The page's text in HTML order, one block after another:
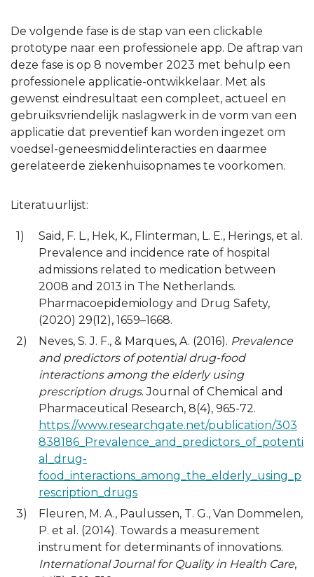
De volgende fase is de stap van een clickable
prototype naar een professionele app. De aftrap van
deze fase is op 8 november 2023 met behulp een
professionele applicatie-ontwikkelaar. Met als
gewenst eindresultaat een compleet, actueel en
gebruiksvriendelijk naslagwerk in de vorm van een
applicatie dat preventief kan worden ingezet om
voedsel-geneesmiddelinteracties en daarmee
gerelateerde ziekenhuisopnames te voorkomen.
Literatuurlijst:
Said, F. L., Hek, K., Flinterman, L. E., Herings, et al.
Prevalence and incidence rate of hospital
admissions related to medication between
2008 and 2013 in The Netherlands.
Pharmacoepidemiology and Drug Safety,
(2020) 29(12), 1659–1668.
Neves, S. J. F., & Marques, A. (2016). Prevalence
and predictors of potential drug-food
interactions among the elderly using
prescription drugs. Journal of Chemical and
Pharmaceutical Research, 8(4), 965-72.
https://www.researchgate.net/publication/303
838186_Prevalence_and_predictors_of_potenti
al_drug-
food_interactions_among_the_elderly_using_p
rescription_drugs
Fleuren, M. A., Paulussen, T. G., Van Dommelen,
P. et al. (2014). Towards a measurement
instrument for determinants of innovations.
International Journal for Quality in Health Care,